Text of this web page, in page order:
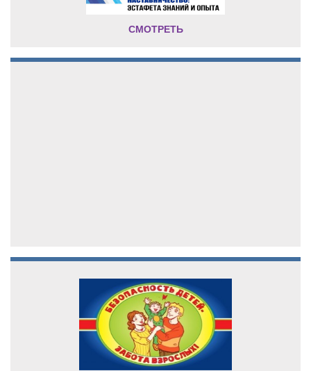
СМОТРЕТЬ